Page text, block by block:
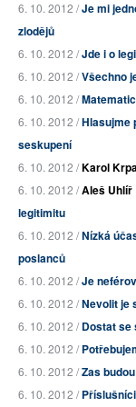
6. 10. 2012 /Je mi
zlodějů
6. 10. 2012 /Jde i o
6. 10. 2012 /Všechno
6. 10. 2012 /
6. 10. 2012 /Hlasujme
seskupení
6. 10. 2012 /Karol
6. 10. 2012 /Aleš Uhlíř
legitimitu
6. 10. 2012 /Nízká
poslanců
6. 10. 2012 /Je
6. 10. 2012 /Nevolit je
6. 10. 2012 /Dostat se
6. 10. 2012 /
6. 10. 2012 /Zas
6. 10. 2012 /